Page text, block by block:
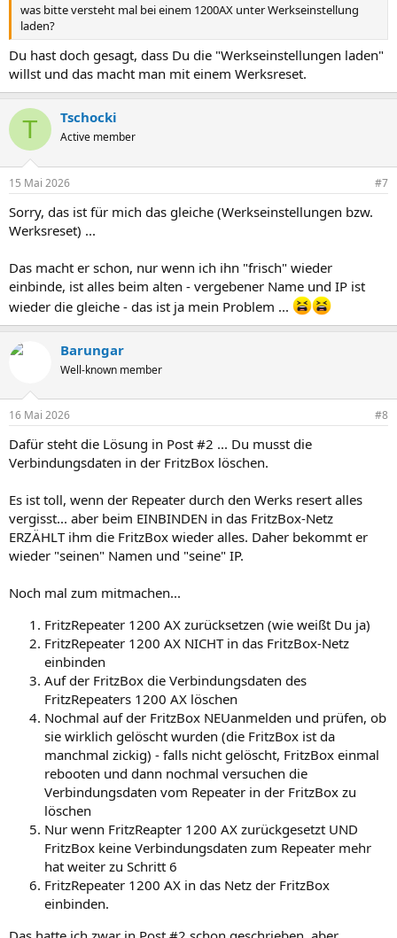
was bitte versteht mal bei einem 1200AX unter Werkseinstellung
laden?
Du hast doch gesagt, dass Du die "Werkseinstellungen laden"
willst und das macht man mit einem Werksreset.
T Tschocki
Active member
15 Mai 2026 #7
Sorry, das ist für mich das gleiche (Werkseinstellungen bzw.
Werksreset) ...
Das macht er schon, nur wenn ich ihn "frisch" wieder
einbinde, ist alles beim alten - vergebener Name und IP ist
wieder die gleiche - das ist ja mein Problem ...
Barungar
Well-known member
16 Mai 2026 #8
Dafür steht die Lösung in Post #2 ... Du musst die
Verbindungsdaten in der FritzBox löschen.
Es ist toll, wenn der Repeater durch den Werks resert alles
vergisst... aber beim EINBINDEN in das FritzBox-Netz
ERZÄHLT ihm die FritzBox wieder alles. Daher bekommt er
wieder "seinen" Namen und "seine" IP.
Noch mal zum mitmachen...
FritzRepeater 1200 AX zurücksetzen (wie weißt Du ja)
FritzRepeater 1200 AX NICHT in das FritzBox-Netz
einbinden
Auf der FritzBox die Verbindungsdaten des
FritzRepeaters 1200 AX löschen
Nochmal auf der FritzBox NEUanmelden und prüfen, ob
sie wirklich gelöscht wurden (die FritzBox ist da
manchmal zickig) - falls nicht gelöscht, FritzBox einmal
rebooten und dann nochmal versuchen die
Verbindungsdaten vom Repeater in der FritzBox zu
löschen
Nur wenn FritzReapter 1200 AX zurückgesetzt UND
FritzBox keine Verbindungsdaten zum Repeater mehr
hat weiter zu Schritt 6
FritzRepeater 1200 AX in das Netz der FritzBox
einbinden.